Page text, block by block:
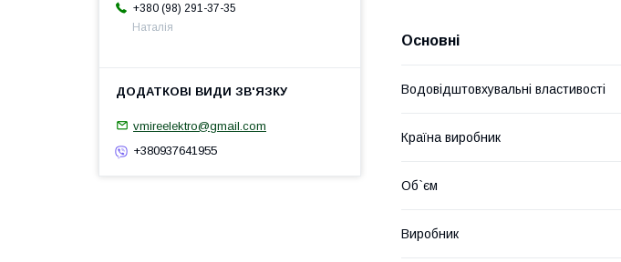
Основні
Водовідштовхувальні властивості
Країна виробник
Об`єм
Виробник
+380 (98) 291-37-35
Наталія
vmireelektro@gmail.com
+380937641955